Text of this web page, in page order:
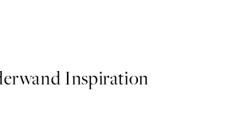
Inspiration